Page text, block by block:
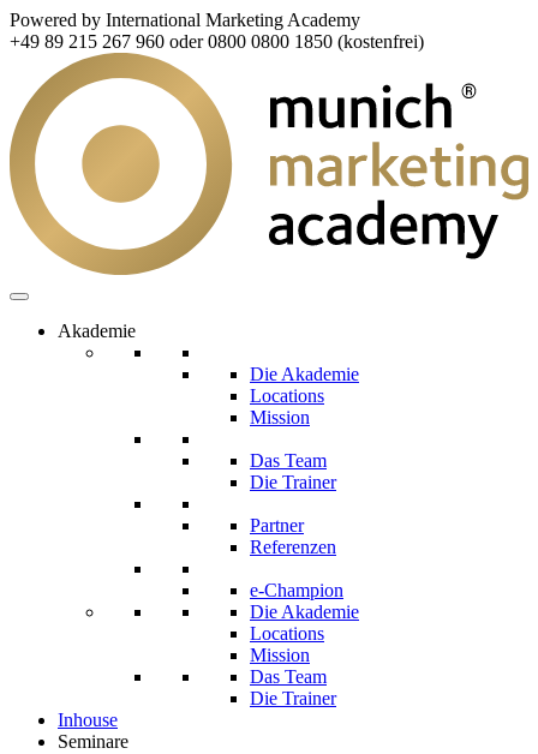
Powered by International Marketing Academy
+49 89 215 267 960 oder 0800 0800 1850 (kostenfrei)
Akademie
Die Akademie
Locations
Mission
Das Team
Die Trainer
Partner
Referenzen
e-Champion
Die Akademie
Locations
Mission
Das Team
Die Trainer
Inhouse
Seminare